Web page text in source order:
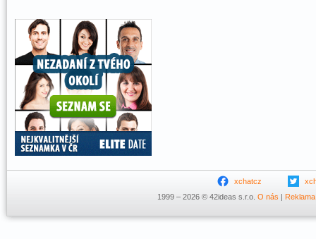
xchatcz
1999 – 2026 © 42ideas s.r.o. O nás | Reklama